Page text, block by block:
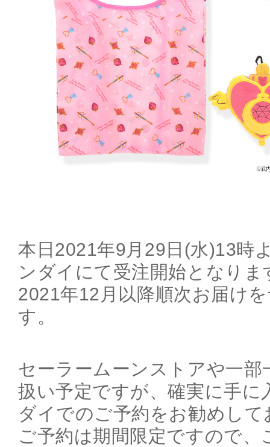
本日2021年9月29日(水)13時
ンダイにて受注開始となりま
2021年12月以降順次お届け
す。
セーラームーンストアや一部
扱い予定ですが、確実に手
ダイでのご予約をお勧めして
ご予約は期間限定ですので